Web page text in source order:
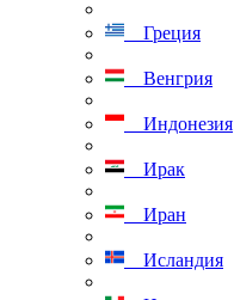
Греция
Венгрия
Индонезия
Ирак
Иран
Исландия